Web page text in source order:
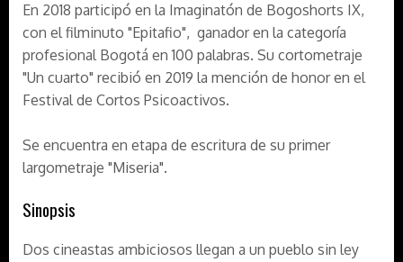
En 2018 participó en la Imaginatón de Bogoshorts IX,
con el filminuto "Epitafio", ganador en la categoría
profesional Bogotá en 100 palabras. Su cortometraje
"Un cuarto" recibió en 2019 la mención de honor en el
Festival de Cortos Psicoactivos.
Se encuentra en etapa de escritura de su primer
largometraje "Miseria".
Sinopsis
Dos cineastas ambiciosos llegan a un pueblo sin ley